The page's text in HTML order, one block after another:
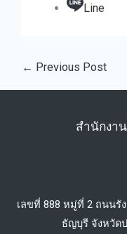
Line
← Previous Post
สำนักงา
เลขที่ 888 หมู่ที่ 2 ถนนรั
ธัญบุรี จังหวัด